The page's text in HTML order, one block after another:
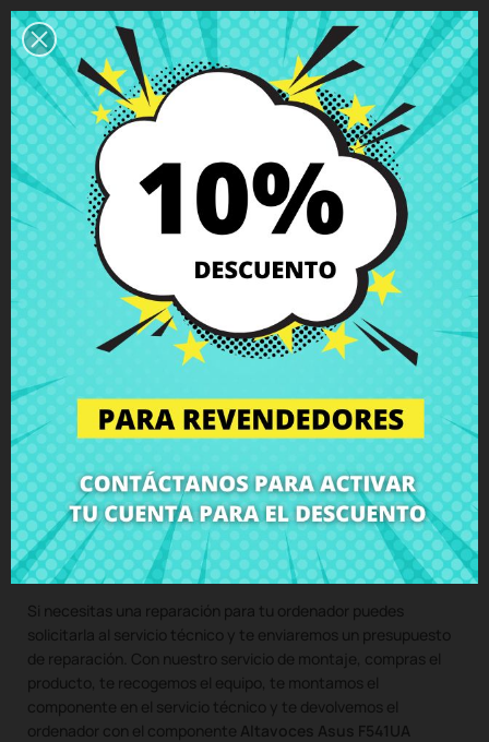
Descripción
Detalles del producto
Grados
Comentarios
Altavoces Asus F541UA F541UV
K541UA X541SA X541UA
CompraAltavoces Asus F541UA F541UV K541UA X541SA
X541UAal mejor precio en CRParts - PRODUCTO USADO
ORIGINAL - disponible también con nuestro servicio de
montaje.
Si necesitas una reparación para tu ordenador puedes
solicitarla al servicio técnico y te enviaremos un presupuesto
de reparación. Con nuestro servicio de montaje, compras el
producto, te recogemos el equipo, te montamos el
componente en el servicio técnico y te devolvemos el
ordenador con el componente Altavoces Asus F541UA